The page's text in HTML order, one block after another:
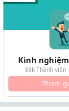
Kinh
88k Thành viên
Tham